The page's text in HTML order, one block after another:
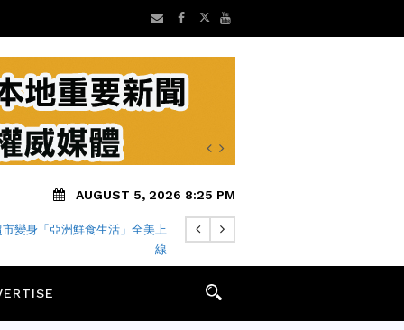
AUGUST 5, 2026 8:25 PM
市變身「亞洲鮮食生活」全美上
線